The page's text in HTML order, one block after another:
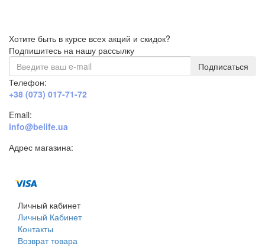
Хотите быть в курсе всех акций и скидок?
Подпишитесь на нашу рассылку
Подписаться
Телефон:
+38 (073) 017-71-72
Email:
info@belife.ua
Адрес магазина:
Личный кабинет
Личный Кабинет
Контакты
Возврат товара